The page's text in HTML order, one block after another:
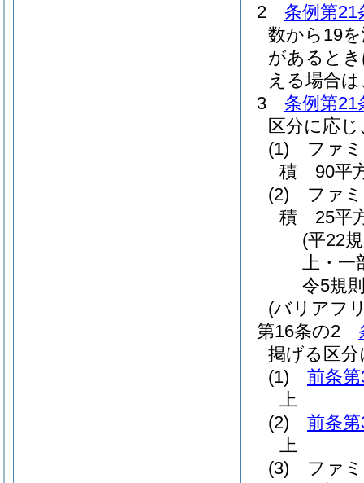
2
条例第21
数から19
があると
える場合
3
条例第21
区分に応じ
(1)
ファ
積 90平
(2)
ファ
積 25平
(平22
上・一
令5規
(バリアフ
第16条の2
掲げる区
(1)
前条
上
(2)
前条
上
(3)
ファ